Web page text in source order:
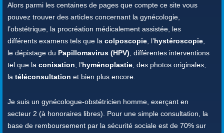
Alors parmi les centaines de pages que compte ce site vous
pouvez trouver des articles concernant la gynécologie,
l’obstétrique, la procréation médicalement assistée, les
différents examens tels que la colposcopie, l’hystéroscopie,
le dépistage du Papillomavirus (HPV), différentes interventions
tel que la conisation, l'hyménoplastie, des photos originales,
la téléconsultation et bien plus encore.
Je suis un gynécologue-obstétricien homme, exerçant en
secteur 2 (à honoraires libres). Pour une simple consultation, la
base de remboursement par la sécurité sociale est de 70% sur